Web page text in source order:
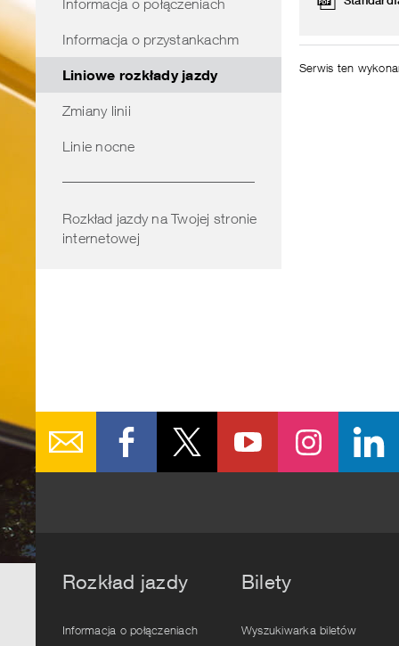
obszarzeInformacja o połączeniach
Informacja o przystankachm
Liniowe rozkłady jazdy
Zmiany linii
Linie nocne
Rozkład jazdy na Twojej stronie
internetowej
Serwis ten
Rozkład jazdy
Informacja o połączeniach
Bilety
Wyszukiwarka biletów